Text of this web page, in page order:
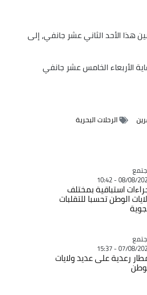
هذا الأحد الثاني عشر جانفي، إلى
الأربعاء الخامس عشر جانفي
الرحلات البحرية
08/08/2026 -
استباقية بمختلف
الوطن تحسبا للتقلبات
07/08/2026 -
رعدية على عديد ولايات